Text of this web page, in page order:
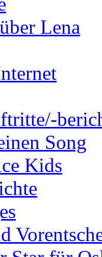
Lena
Song
Kids